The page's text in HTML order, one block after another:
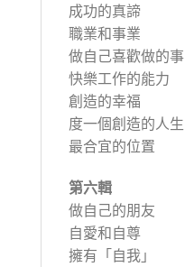
成功的真諦
職業和事業
做自己喜歡做的事
快樂工作的能力
創造的幸福
度一個創造的人生
最合宜的位置
第六輯
做自己的朋友
自愛和自尊
擁有「自我」